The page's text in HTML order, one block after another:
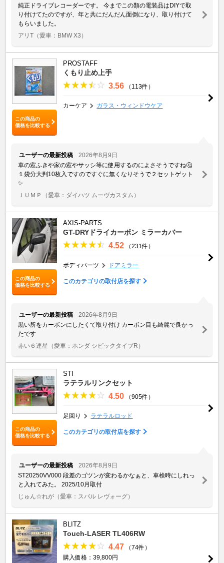
純正ドライブレコーダーです。 今までこの類の電装品はDIYで取
り付けてたのですが、年と共にだんだん面倒になり、取り付けて
もらいました。
アリT （愛車：BMW X3）
この商品の
価格を比較する
PROSTAFF
くもり止め上手
3.56 （113件）
カーケア ガラス・ウィンドウケア
ユーザーの最新投稿
2026年8月9日
車の窓ふきや家の窓やサッシ等に使用するのによさそうですね🤔
１袋分大判10枚入ですのですぐに無くなりそうで２セットゲット
✨
ＪＵＭＰ
（愛車：ダイハツ ムーヴカスタム）
この商品の
価格を比較する
AXIS-PARTS
GT-DRYドライカーボン ミラーカバー
4.52 （231件）
ボディパーツ ドアミラー
このカテゴリの取付店を探す
ユーザーの最新投稿
2026年8月9日
黒い所をカーボンにしたくて取り付け カーボン目も綺麗で良かっ
たです
赤い６連星 （愛車：ホンダ シビックタイプR）
この商品の
価格を比較する
STI
ラテラルリンクセット
4.50 （905件）
足回り ラテラルロッド
このカテゴリの取付店を探す
ユーザーの最新投稿
2026年8月9日
ST20250VV000 段差のゴツンが変わるかなぁと、車検時にしれっ
と入れてみた。 2025/10月取付
じゅん☆れが （愛車：スバル レヴォーグ）
BLITZ
Touch-LASER TL406RW
4.47
（74件）
購入価格：39,800円